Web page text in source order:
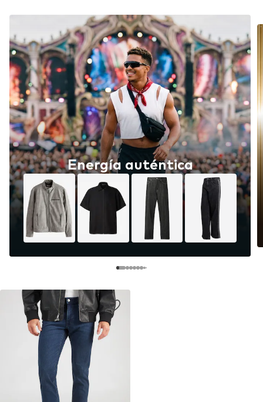
Energía auténtica